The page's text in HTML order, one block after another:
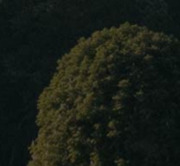
About Us
Our wines